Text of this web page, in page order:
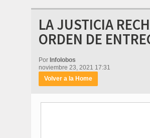
LA JUSTICIA
ORDEN DE
Por Infolobos
noviembre 23, 2021 17:31
Volver a la Home